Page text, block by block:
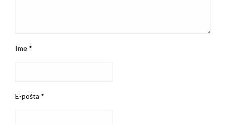
Ime *
E-pošta *